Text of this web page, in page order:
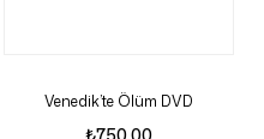
Venedik’te Ölüm DVD